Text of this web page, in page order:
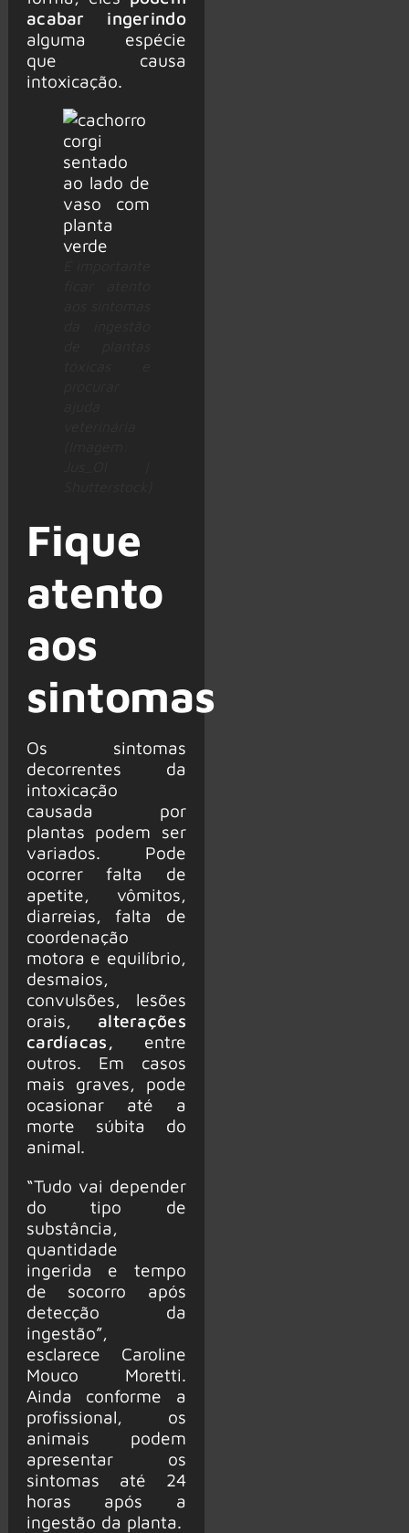
acabar ingerindo
alguma espécie
que causa
intoxicação.
Fique
atento
aos
sintomas
Os sintomas
decorrentes da
intoxicação
causada por
plantas podem ser
variados. Pode
ocorrer falta de
apetite, vômitos,
diarreias, falta de
coordenação
motora e equilíbrio,
desmaios,
convulsões, lesões
orais, alterações
cardíacas, entre
outros. Em casos
mais graves, pode
ocasionar até a
morte súbita do
animal.
“Tudo vai depender
do tipo de
substância,
quantidade
ingerida e tempo
de socorro após
detecção da
ingestão”,
esclarece Caroline
Mouco Moretti.
Ainda conforme a
profissional, os
animais podem
apresentar os
sintomas até 24
horas após a
ingestão da planta.